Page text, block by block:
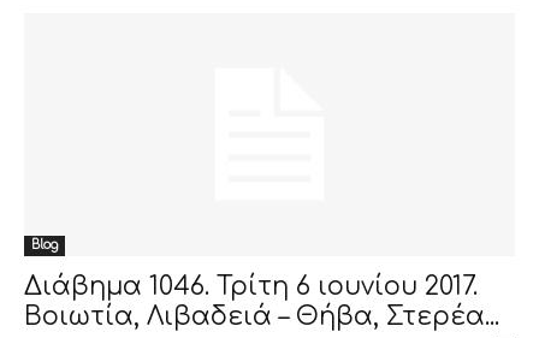
Blog
Διάβημα 1046. Τρίτη 6 ιουνίου 2017.
Βοιωτία, Λιβαδειά – Θήβα, Στερέα...